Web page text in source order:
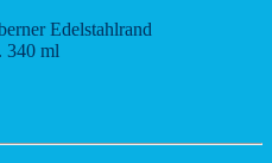
Edelstahlrand
340 ml